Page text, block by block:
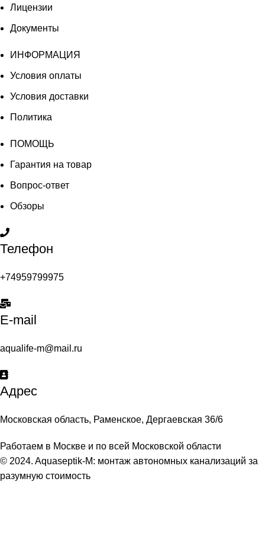
Лицензии
Документы
ИНФОРМАЦИЯ
Условия оплаты
Условия доставки
Политика
ПОМОЩЬ
Гарантия на товар
Вопрос-ответ
Обзоры
Телефон
+74959799975
E-mail
aqualife-m@mail.ru
Адрес
Московская область, Раменское, Дергаевская 36/6
Работаем в Москве и по всей Московской области
© 2024. Aquaseptik-M: монтаж автономных канализаций за
разумную стоимость